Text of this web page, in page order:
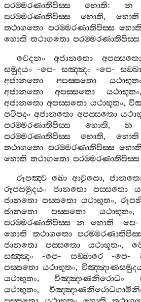
පරම‍්මරණාතිපිස‍්ස
හොති: න
පරම‍්මරණාතිපිස‍්ස
හොති, හොති
තථාගතො පරම‍්මරණාතිපිස‍්ස
හොති තථාගතො පරම‍්මරණාතිපිස‍්ස
වෙදනං
අජානතො
සමුදයං -පෙ- සඤ‍්ඤං -පෙ-
අජානතො
අපස‍්සතො
අජානතො
අපස‍්සතො යථාභූතං
අජානතො අපස‍්සතො යථාභූතං,
පටිපදං අජානතො අපස‍්සතො
පරම‍්මරණාතිපිස‍්ස
හොති, න
පරම‍්මරණාතිපිස‍්ස
හොති, හොති
තථාගතො පරම‍්මරණාතිපිස‍්ස
හොති තථාගතො පරම‍්මරණාතිපිස‍්ස
රූපඤ‍්ච ඛො ආවුසො,
රූපසමුදයං
ජානතො පස‍්සතො
ජානතො පස‍්සතො යථාභූතං,
ජානතො
පස‍්සතො යථාභූතං
පරම‍්මරණාතිපිස‍්ස
න හොති -පෙ-
හොති
තථාගතො
ජානතො
පස‍්සතො යථාභූතං,
සඤ‍්ඤං -පෙ- සඞ‍්ඛාරෙ-පෙ-
පස‍්සතො යථාභූතං,
යථාභූතං,විඤ‍්ඤාණනිරොධං
යථාභූතං,